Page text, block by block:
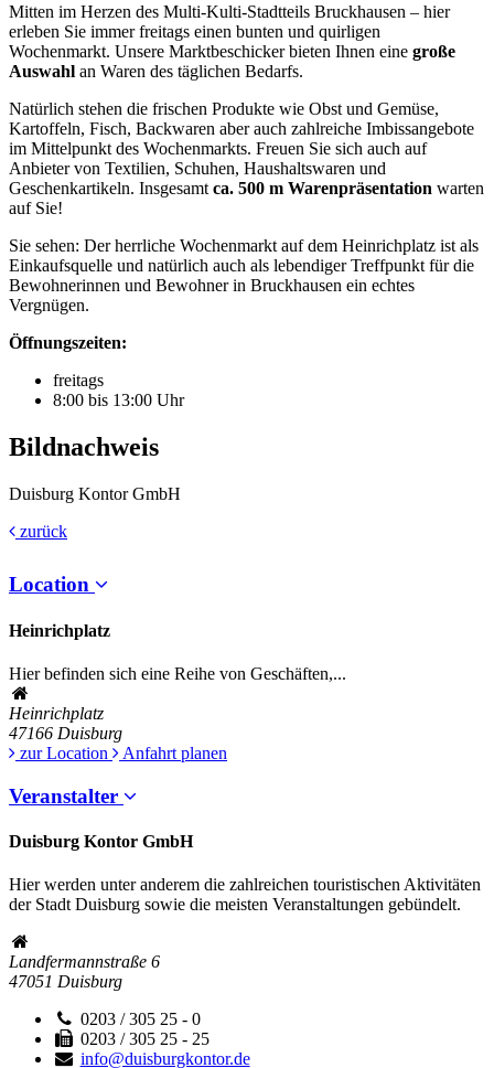
Mitten im Herzen des Multi-Kulti-Stadtteils Bruckhausen – hier
erleben Sie immer freitags einen bunten und quirligen
Wochenmarkt. Unsere Marktbeschicker bieten Ihnen eine große
Auswahl an Waren des täglichen Bedarfs.
Natürlich stehen die frischen Produkte wie Obst und Gemüse,
Kartoffeln, Fisch, Backwaren aber auch zahlreiche Imbissangebote
im Mittelpunkt des Wochenmarkts. Freuen Sie sich auch auf
Anbieter von Textilien, Schuhen, Haushaltswaren und
Geschenkartikeln. Insgesamt ca. 500 m Warenpräsentation warten
auf Sie!
Sie sehen: Der herrliche Wochenmarkt auf dem Heinrichplatz ist als
Einkaufsquelle und natürlich auch als lebendiger Treffpunkt für die
Bewohnerinnen und Bewohner in Bruckhausen ein echtes
Vergnügen.
Öffnungszeiten:
freitags
8:00 bis 13:00 Uhr
Bildnachweis
Duisburg Kontor GmbH
zurück
Location
Heinrichplatz
Hier befinden sich eine Reihe von Geschäften,...
Heinrichplatz
47166 Duisburg
zur Location
Anfahrt planen
Veranstalter
Duisburg Kontor GmbH
Hier werden unter anderem die zahlreichen touristischen Aktivitäten
der Stadt Duisburg sowie die meisten Veranstaltungen gebündelt.
Landfermannstraße 6
47051 Duisburg
0203 / 305 25 - 0
0203 / 305 25 - 25
info@duisburgkontor.de